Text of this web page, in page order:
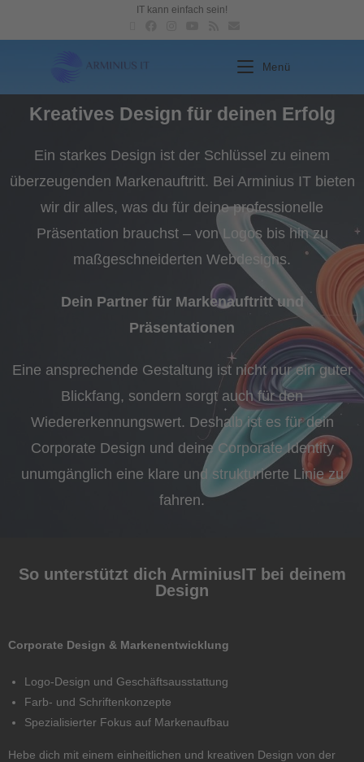
IT kann einfach sein!
Menü
Kreatives Design für deinen Erfolg
Ein starkes Design ist der Schlüssel zu einem
überzeugenden Markenauftritt. Bei Arminius IT bieten
wir dir alles, was du für deine professionelle
Präsentation brauchst – von Logos bis hin zu
maßgeschneiderten Webdesigns.
Dein Partner für Markenauftritt und
Präsentationen
Eine ansprechende Gestaltung ist nicht nur ein guter
Blickfang, sondern sorgt auch für den
Wiedererkennungswert. Deshalb ist es für dein
Corporate Design und deine Corporate Identity
unumgänglich eine klare und strukturierte Linie zu
fahren.
So unterstützt dich ArminiusIT bei deinem
Design
Corporate Design & Markenentwicklung
Logo-Design und Geschäftsausstattung
Farb- und Schriftenkonzepte
Spezialisierter Fokus auf Markenaufbau
Hebe dich mit einem einheitlichen und kreativen Design von der